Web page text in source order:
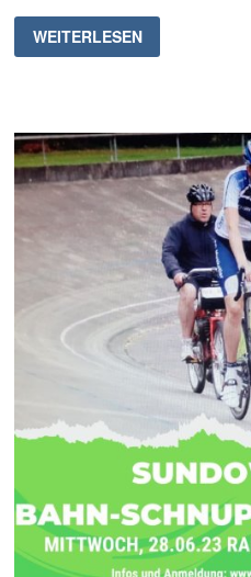
RADRENNBAHN-
PUTZTAG
2024
WEITERLESEN